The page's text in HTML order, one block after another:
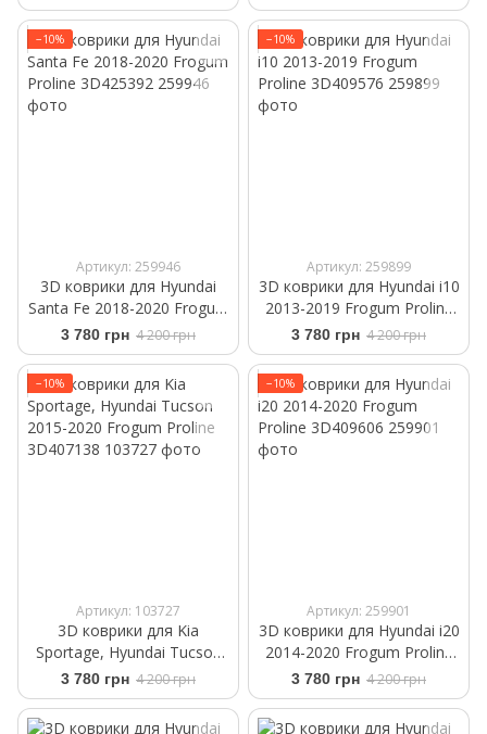
−10%
Артикул: 259946
3D коврики для Hyundai
Santa Fe 2018-2020 Frogum
Proline 3D425392
3 780 грн 4 200 грн
−10%
Артикул: 259899
3D коврики для Hyundai i10
2013-2019 Frogum Proline
3D409576
3 780 грн 4 200 грн
−10%
Артикул: 103727
3D коврики для Kia
Sportage, Hyundai Tucson
2015-2020 Frogum Proline
3D407138
3 780 грн 4 200 грн
−10%
Артикул: 259901
3D коврики для Hyundai i20
2014-2020 Frogum Proline
3D409606
3 780 грн 4 200 грн